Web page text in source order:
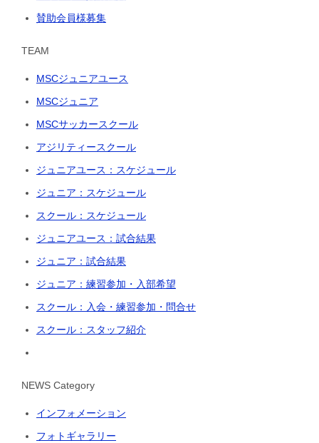
賛助会員様募集
TEAM
MSCジュニアユース
MSCジュニア
MSCサッカースクール
アジリティースクール
ジュニアユース：スケジュール
ジュニア：スケジュール
スクール：スケジュール
ジュニアユース：試合結果
ジュニア：試合結果
ジュニア：練習参加・入部希望
スクール：入会・練習参加・問合せ
スクール：スタッフ紹介
NEWS Category
インフォメーション
フォトギャラリー